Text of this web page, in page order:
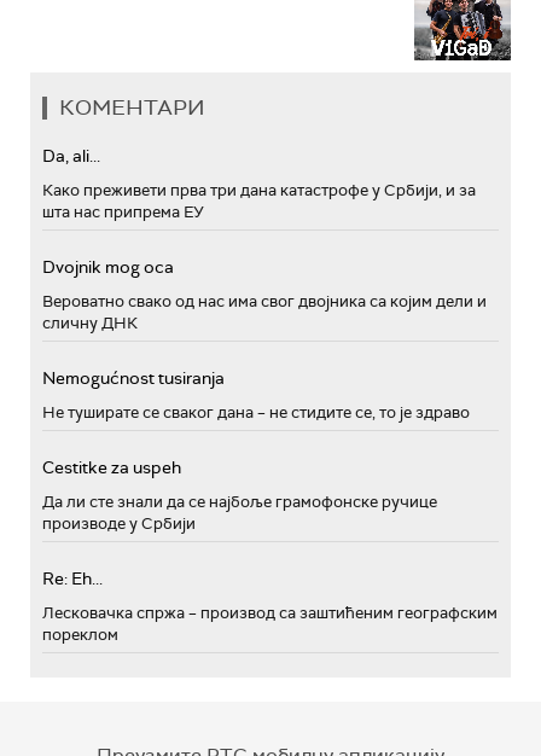
КОМЕНТАРИ
Da, ali...
Како преживети прва три дана катастрофе у Србији, и за
шта нас припрема ЕУ
Dvojnik mog oca
Вероватно свако од нас има свог двојника са којим дели и
сличну ДНК
Nemogućnost tusiranja
Не туширате се сваког дана – не стидите се, то је здраво
Cestitke za uspeh
Да ли сте знали да се најбоље грамофонске ручице
производе у Србији
Re: Eh...
Лесковачка спржа – производ са заштићеним географским
пореклом